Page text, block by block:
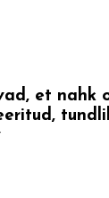
et nahk